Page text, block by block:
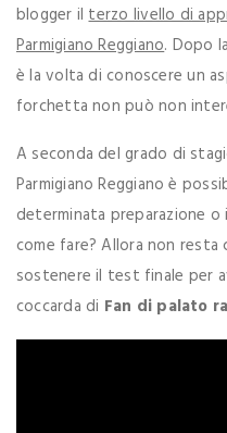
blogger ilterzo livello di
Parmigiano Reggiano. Dopo
è la volta di conoscere un
forchetta non può non
A seconda del grado di
Parmigiano Reggiano è
determinata preparazione
come fare? Allora non
sostenere il test finale per
coccarda di Fan di palato